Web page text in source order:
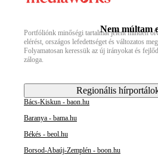
Nem múltam
Portfóliónk minőségi tartalmat jelent minden
elérést, országos lefedettséget és változatos
Folyamatosan keressük az új irányokat és
záloga.
Regionális
Bács-Kiskun - baon.hu
Baranya - bama.hu
Békés - beol.hu
Borsod-Abaúj-Zemplén - boon.hu